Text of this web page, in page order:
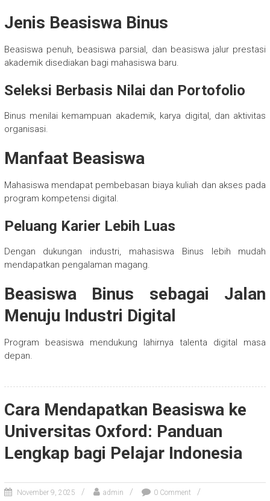
Jenis Beasiswa Binus
Beasiswa penuh, beasiswa parsial, dan beasiswa jalur prestasi
akademik disediakan bagi mahasiswa baru.
Seleksi Berbasis Nilai dan Portofolio
Binus menilai kemampuan akademik, karya digital, dan aktivitas
organisasi.
Manfaat Beasiswa
Mahasiswa mendapat pembebasan biaya kuliah dan akses pada
program kompetensi digital.
Peluang Karier Lebih Luas
Dengan dukungan industri, mahasiswa Binus lebih mudah
mendapatkan pengalaman magang.
Beasiswa Binus sebagai Jalan
Menuju Industri Digital
Program beasiswa mendukung lahirnya talenta digital masa
depan.
Cara Mendapatkan Beasiswa ke
Universitas Oxford: Panduan
Lengkap bagi Pelajar Indonesia
November 9, 2025 admin 0 Comment